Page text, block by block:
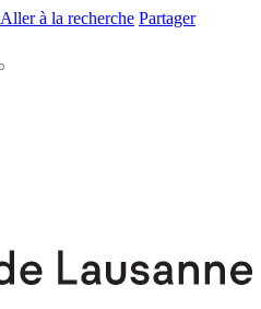
Aller à la recherche Partager